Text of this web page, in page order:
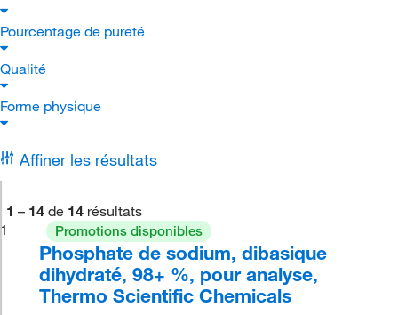
Pourcentage de pureté
Qualité
Forme physique
Affiner les résultats
1 – 14 de 14 résultats
1
Promotions disponibles
Phosphate de sodium, dibasique
dihydraté, 98+ %, pour analyse,
Thermo Scientific Chemicals